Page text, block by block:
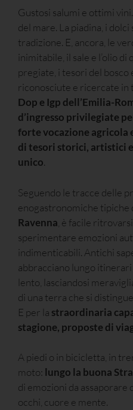
Gustosi salumi e ottimi
del mare. La piadina, i
tradizione. E, ancora, le
inimitabile, il sale e l’olio
pregiate, i tesori del bosco
riconosciute e ricercate in
Dop e Igp dell’Emilia-
d’ingresso privilegiate
forte vocazione agricola
di tesori storici, artistici
unico.
Seguendo le tracce delle
enogastronomiche tipiche
Ravenna , è facile
sperimentare emozioni
indimenticabili. Antichi
abbracciano lungo
lento, lasciandosi
di una terra che si
E per la straordinaria
stagione, proposte di
A piedi o in bicicletta, in
moto: lungo la buona
di emozioni da
occhi, cuore e mente.